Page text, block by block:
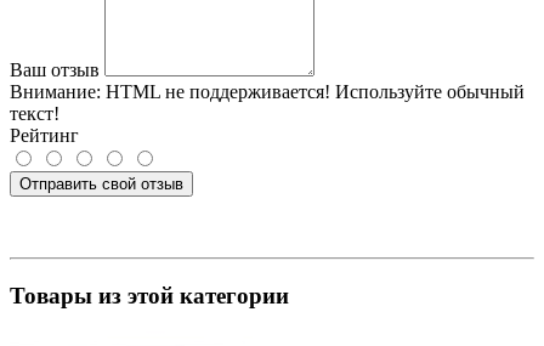
Ваш отзыв
Внимание: HTML не поддерживается! Используйте обычный
текст!
Рейтинг
Отправить свой отзыв
Товары из этой категории